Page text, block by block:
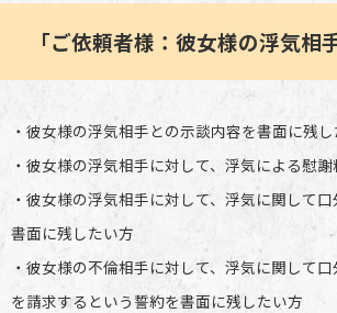
「ご依頼者様：彼女様の浮気相
・彼女様の浮気相手との示談内容を書面に残
・彼女様の浮気相手に対して、浮気による慰
・彼女様の浮気相手に対して、浮気に関して
書面に残したい方
・彼女様の不倫相手に対して、浮気に関して
を請求するという誓約を書面に残したい方